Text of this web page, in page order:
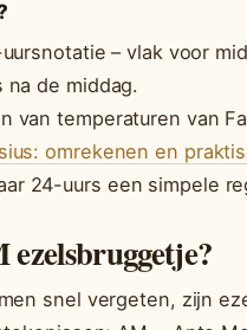
– vlak voor
na de middag.
van temperaturen van
omrekenen en
24-uurs een simpele
snel vergeten, zijn